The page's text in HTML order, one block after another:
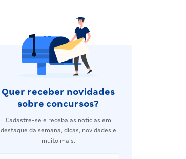
Quer receber novidades
sobre concursos?
Cadastre-se e receba as notícias em
destaque da semana, dicas, novidades e
muito mais.